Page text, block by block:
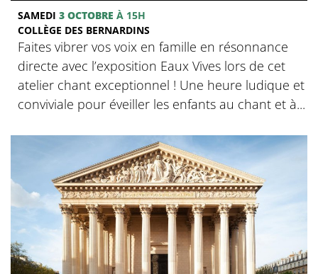
SAMEDI 3 OCTOBRE À 15H
COLLÈGE DES BERNARDINS
Faites vibrer vos voix en famille en résonnance
directe avec l’exposition Eaux Vives lors de cet
atelier chant exceptionnel ! Une heure ludique et
conviviale pour éveiller les enfants au chant et à...